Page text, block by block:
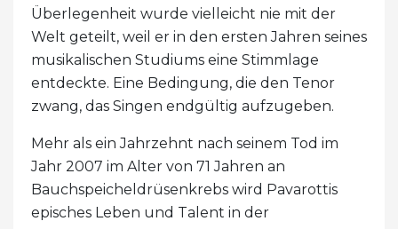
Überlegenheit wurde vielleicht nie mit der
Welt geteilt, weil er in den ersten Jahren seines
musikalischen Studiums eine Stimmlage
entdeckte. Eine Bedingung, die den Tenor
zwang, das Singen endgültig aufzugeben.
Mehr als ein Jahrzehnt nach seinem Tod im
Jahr 2007 im Alter von 71 Jahren an
Bauchspeicheldrüsenkrebs wird Pavarottis
episches Leben und Talent in der